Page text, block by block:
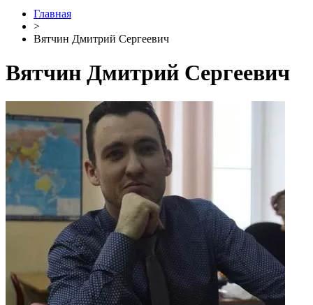
Главная
>
Вятчин Дмитрий Сергеевич
Вятчин Дмитрий Сергеевич